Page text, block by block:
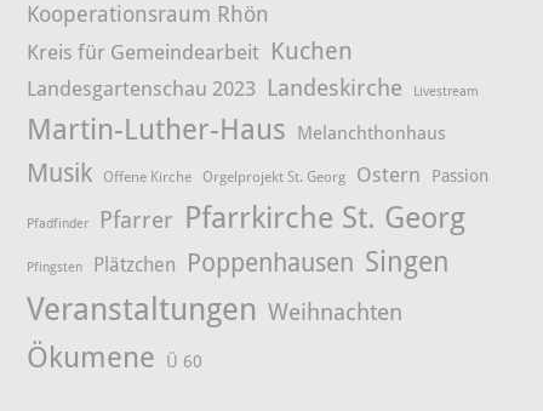
Kooperationsraum Rhön
Kreis für Gemeindearbeit Kuchen
Landesgartenschau 2023 Landeskirche Livestream
Martin-Luther-Haus Melanchthonhaus
Musik Offene Kirche Orgelprojekt St. Georg Ostern Passion
Pfadfinder Pfarrer Pfarrkirche St. Georg
Pfingsten Plätzchen Poppenhausen Singen
Veranstaltungen Weihnachten
Ökumene Ü 60